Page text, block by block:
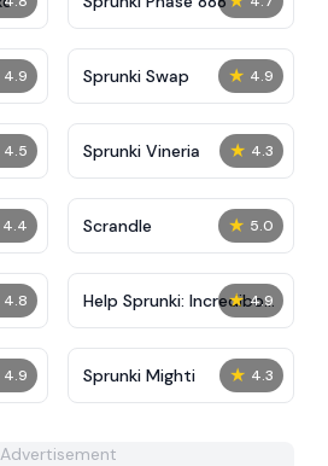
4.9 ★ 4.9
Sprunki Swap
4.5 ★ 4.3
Sprunki Vineria
4.4 ★ 5.0
Scrandle
4.8 ★ 4.9
Help Sprunki: Incredibox
Challenge
4.9 ★ 4.3
Sprunki Mighti
Advertisement